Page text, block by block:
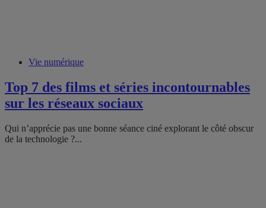
Vie numérique
Top 7 des films et séries incontournables
sur les réseaux sociaux
Qui n’apprécie pas une bonne séance ciné explorant le côté obscur
de la technologie ?...